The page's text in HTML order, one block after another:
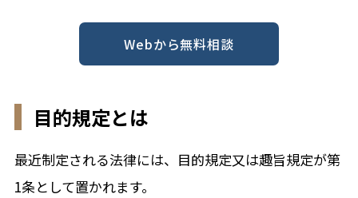
Webから無料相談
目的規定とは
最近制定される法律には、目的規定又は趣旨規定が第
1条として置かれます。